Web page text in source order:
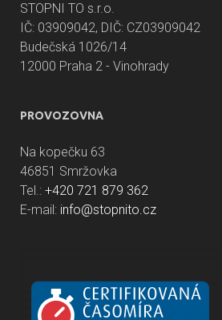
STOPNI TO s.r.o.
IČ: 03909042, DIČ: CZ03909042
Budečská 1026/14
12000 Praha 2 - Vinohrady
PROVOZOVNA
Na kopečku 63
46851 Smržovka
Tel.: +420 721 879 362
E-mail: info@stopnito.cz